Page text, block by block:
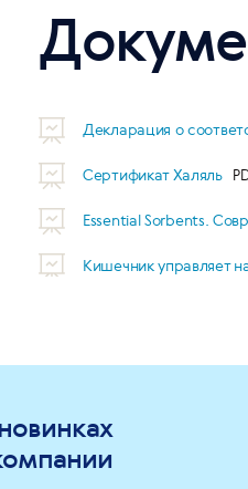
Декларация о
Сертификат Халяль
Essential Sorbents.
Кишечник управляет